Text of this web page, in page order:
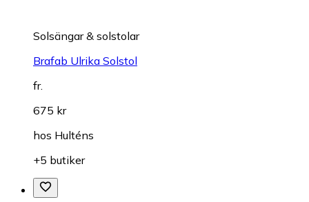
Solsängar & solstolar
Brafab Ulrika Solstol
fr.
675 kr
hos Hulténs
+5 butiker